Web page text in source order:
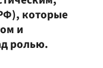
которые
и
ролью.